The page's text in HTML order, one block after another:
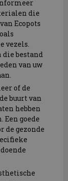
die
Ecopots
vezels.
bestand
van uw
of de
buurt van
hebben
goede
de gezonde